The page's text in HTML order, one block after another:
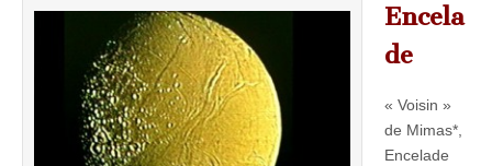
Encela
de
« Voisin »
de Mimas*,
Encelade